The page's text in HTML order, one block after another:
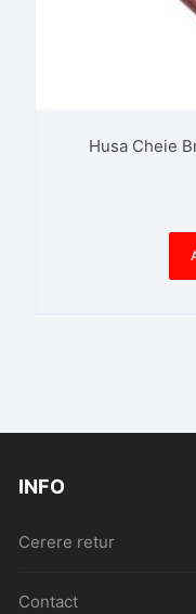
Husa Cheie
INFO
Cerere retur
Contact